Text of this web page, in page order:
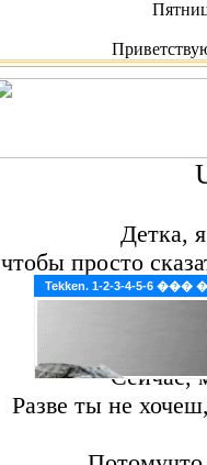
Tekken. 1-2-3-4-5-6
Детка,
чтобы просто
Твоя
Сейчас,
Разве ты не